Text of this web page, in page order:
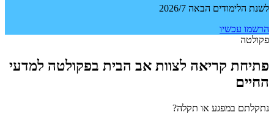
לשנת הלימודים הבאה 2026/7
הרשמו עכשיו
פקולטה
פתיחת קריאה לצוות אב הבית בפקולטה למדעי
החיים
נתקלתם במפגע או תקלה?